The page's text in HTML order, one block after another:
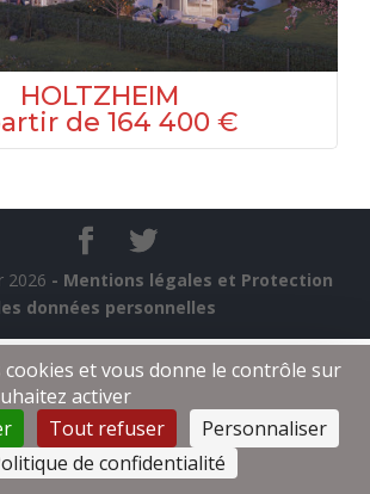
HOLTZHEIM
de 164 400 €
2026 - Mentions légales et Protection
données personnelles
cookies et vous donne le contrôle sur
activer
Tout refuser
Personnaliser
de confidentialité